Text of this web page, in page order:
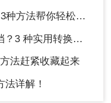
法帮你轻松转换!
，完美保留原文档格式！
法赶紧收藏起来
详解！